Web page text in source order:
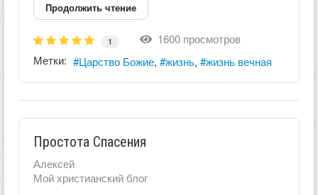
Продолжить чтение
1
1600 просмотров
Метки:
Царство Божие жизнь жизнь вечная
Простота Спасения
Алексей
Мой христианский блог